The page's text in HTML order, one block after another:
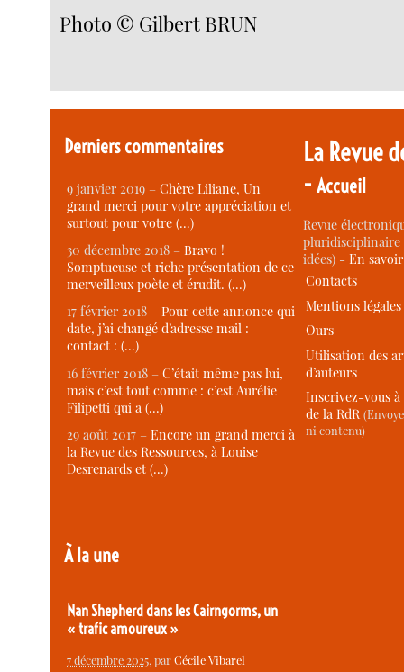
Photo © Gilbert BRUN
Derniers commentaires
9 janvier 2019 –Chère Liliane, Un
grand merci pour votre appréciation et
surtout pour votre (…)
30 décembre 2018 –Bravo !
Somptueuse et riche présentation de ce
merveilleux poète et érudit. (…)
17 février 2018 –Pour cette annonce qui
date, j’ai changé d’adresse mail :
contact : (…)
16 février 2018 –C’était même pas lui,
mais c’est tout comme : c’est Aurélie
Filipetti qui a (…)
29 août 2017 –Encore un grand merci à
la Revue des Ressources, à Louise
Desrenards et (…)
À la une
Nan Shepherd dans les Cairngorms, un
« trafic amoureux »
7 décembre 2025, parCécile Vibarel
La Revue
-Accueil
Revue
idées) -En
Contacts
Mentions légales
Ours
Utilisation des
d’auteurs
Inscrivez-vous
de la RdR
ni contenu)